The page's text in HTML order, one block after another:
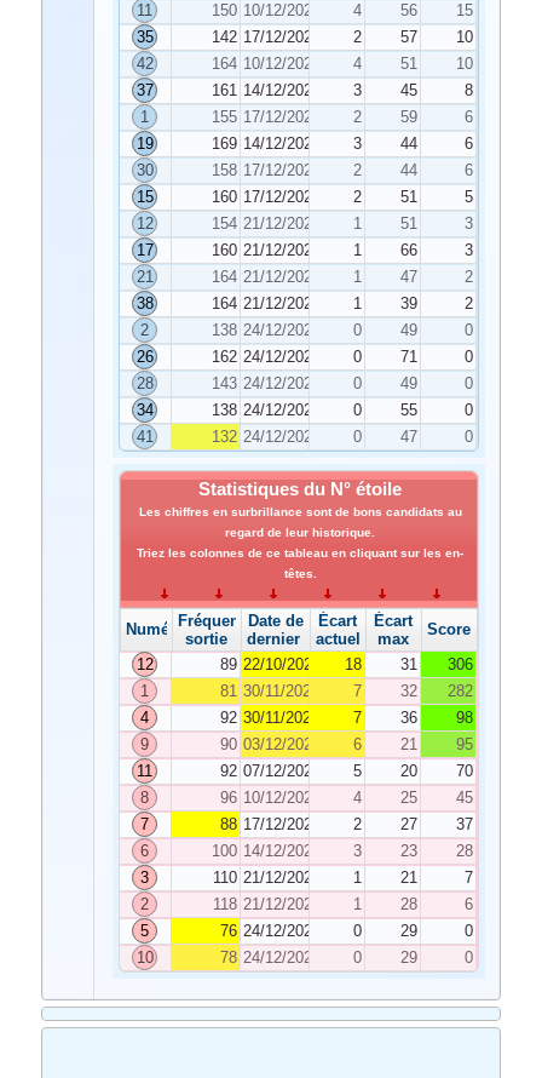
11
150 10/12/2021 4 56
15
35
142 17/12/2021 2 57
10
42
164 10/12/2021 4 51
10
37
161 14/12/2021 3 45
8
1
155 17/12/2021 2 59
6
19
169 14/12/2021 3 44
6
30
158 17/12/2021 2 44
6
15
160 17/12/2021 2 51
5
12
154 21/12/2021 1 51
3
17
160 21/12/2021 1 66
3
21
164 21/12/2021 1 47
2
38
164 21/12/2021 1 39
2
2
138 24/12/2021 0 49
0
26
162 24/12/2021 0 71
0
28
143 24/12/2021 0 49
0
34
138 24/12/2021 0 55
0
41
132 24/12/2021 0 47 0
Statistiques du N° étoile
Les chiffres en surbrillance sont de bons candidats au
regard de leur historique.
Triez les colonnes de ce tableau en cliquant sur les en-
têtes.
NuméroFréquence de
sortie
Date de
dernier tirage
Écart
actuel
Écart
max
Score
12
89 22/10/2021 18 31
306
1
81 30/11/2021 7 32
282
4
92 30/11/2021 7 36
98
9
90 03/12/2021 6 21
95
11
92 07/12/2021 5 20
70
8
96 10/12/2021 4 25
45
7
88 17/12/2021 2 27
37
6
100 14/12/2021 3 23
28
3
110 21/12/2021 1 21
7
2
118 21/12/2021 1 28
6
5
76 24/12/2021 0 29
0
10
78 24/12/2021 0 29 0